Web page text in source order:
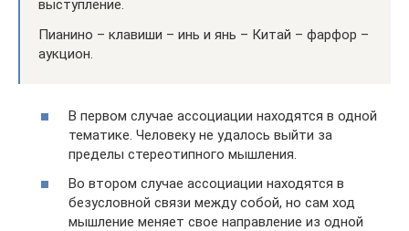
выступление.
Пианино – клавиши – инь и янь – Китай – фарфор –
аукцион.
В первом случае ассоциации находятся в одной
тематике. Человеку не удалось выйти за
пределы стереотипного мышления.
Во втором случае ассоциации находятся в
безусловной связи между собой, но сам ход
мышление меняет свое направление из одной